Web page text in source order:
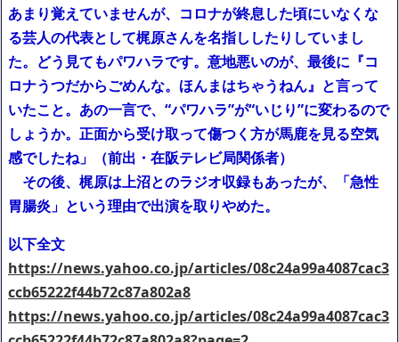
あまり覚えていませんが、コロナが終息した頃にいなくな
る芸人の代表として梶原さんを名指ししたりしていまし
た。どう見てもパワハラです。意地悪いのが、最後に『コ
ロナうつだからごめんな。ほんまはちゃうねん』と言って
いたこと。あの一言で、“パワハラ”が“いじり”に変わるので
しょうか。正面から受け取って傷つく方が馬鹿を見る空気
感でしたね」（前出・在阪テレビ局関係者）
その後、梶原は上沼とのラジオ収録もあったが、「急性
胃腸炎」という理由で出演を取りやめた。
以下全文
https://news.yahoo.co.jp/articles/08c24a99a4087cac3
ccb65222f44b72c87a802a8
https://news.yahoo.co.jp/articles/08c24a99a4087cac3